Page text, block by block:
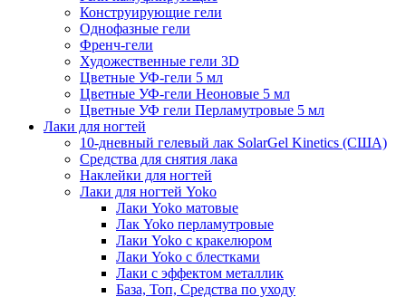
Конструирующие гели
Однофазные гели
Френч-гели
Художественные гели 3D
Цветные УФ-гели 5 мл
Цветные УФ-гели Неоновые 5 мл
Цветные УФ гели Перламутровые 5 мл
Лаки для ногтей
10-дневный гелевый лак SolarGel Kinetics (США)
Средства для снятия лака
Наклейки для ногтей
Лаки для ногтей Yoko
Лаки Yoko матовые
Лак Yoko перламутровые
Лаки Yoko с кракелюром
Лаки Yoko с блестками
Лаки с эффектом металлик
База, Топ, Средства по уходу